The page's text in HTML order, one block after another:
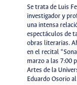
Se trata de Luis
investigador y
una intensa
espectáculos de
obras literarias.
en el recital
marzo a las 7:00
Artes de la
Eduardo Osorio